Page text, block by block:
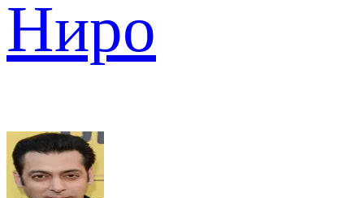
Ниро